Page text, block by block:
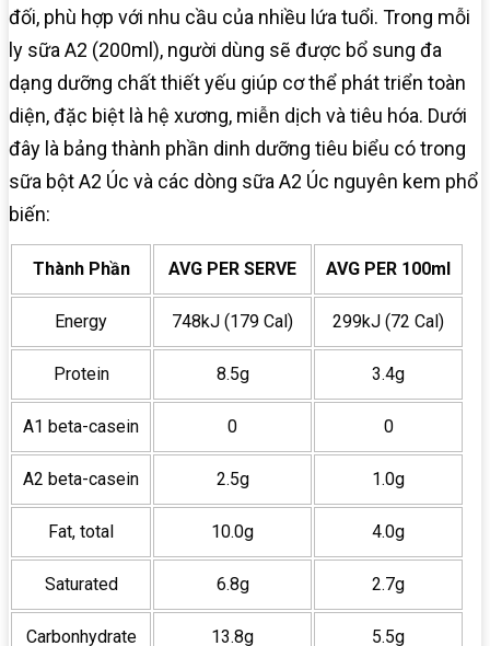
đối, phù hợp với nhu cầu của nhiều lứa tuổi. Trong mỗi
ly sữa A2 (200ml), người dùng sẽ được bổ sung đa
dạng dưỡng chất thiết yếu giúp cơ thể phát triển toàn
diện, đặc biệt là hệ xương, miễn dịch và tiêu hóa. Dưới
đây là bảng thành phần dinh dưỡng tiêu biểu có trong
sữa bột A2 Úc và các dòng sữa A2 Úc nguyên kem phổ
biến:
Thành Phần AVG PER SERVE AVG PER 100ml
Energy 748kJ (179 Cal) 299kJ (72 Cal)
Protein 8.5g 3.4g
A1 beta-casein 0 0
A2 beta-casein 2.5g 1.0g
Fat, total 10.0g 4.0g
Saturated 6.8g 2.7g
Carbonhydrate 13.8g 5.5g